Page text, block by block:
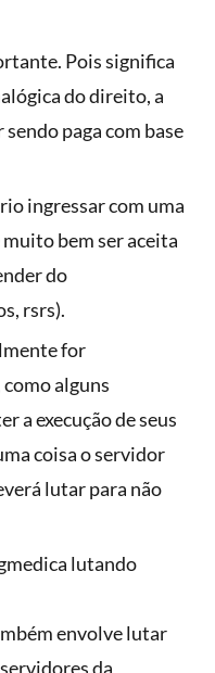
Pois significa
do direito, a
paga com base
ingressar com uma
muito bem ser aceita
do
rsrs).
for
alguns
a execução de seus
coisa o servidor
lutar para não
envolve lutar
da